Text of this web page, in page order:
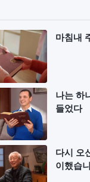
마침내
나는 하
들었다
다시 오
이했습